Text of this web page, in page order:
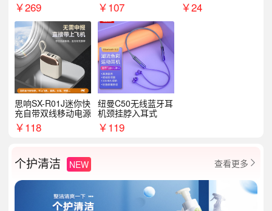
￥269
置物架洞洞板
￥107 ￥24
思响SX-R01J迷你快
充自带双线移动电源
￥118
纽曼C50无线蓝牙耳
机颈挂脖入耳式
￥119
个护清洁 NEW 查看更多 